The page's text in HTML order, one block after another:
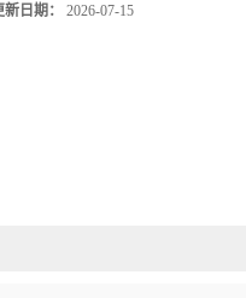
新日期： 2026-07-15